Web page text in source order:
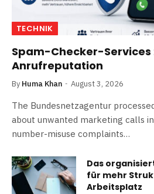
TECHNIK
Spam-Checker-Services
Anrufreputation
By Huma Khan August 3, 2026
The Bundesnetzagentur
about unwanted marketing calls
number-misuse complaints…
Das
für mehr
Arbeitsplatz